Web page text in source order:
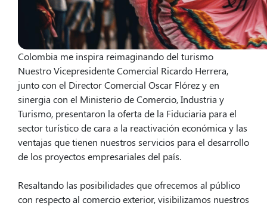
Colombia me inspira reimaginando del turismo
Nuestro Vicepresidente Comercial Ricardo Herrera,
junto con el Director Comercial Oscar Flórez y en
sinergia con el Ministerio de Comercio, Industria y
Turismo, presentaron la oferta de la Fiduciaria para el
sector turístico de cara a la reactivación económica y las
ventajas que tienen nuestros servicios para el desarrollo
de los proyectos empresariales del país.
Resaltando las posibilidades que ofrecemos al público
con respecto al comercio exterior, visibilizamos nuestros